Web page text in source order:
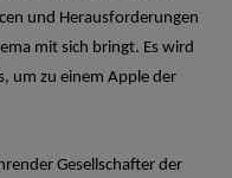
und Herausforderungen
mit sich bringt. Es wird
um zu einem Apple der
Gesellschafter der